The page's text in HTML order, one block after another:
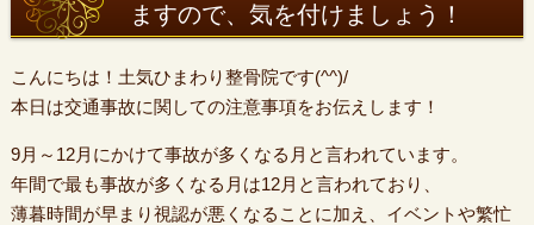
ますので、気を付けましょう！
こんにちは！土気ひまわり整骨院です(^^)/
本日は交通事故に関しての注意事項をお伝えします！
9月～12月にかけて事故が多くなる月と言われています。
年間で最も事故が多くなる月は12月と言われており、
薄暮時間が早まり視認が悪くなることに加え、イベントや繁忙